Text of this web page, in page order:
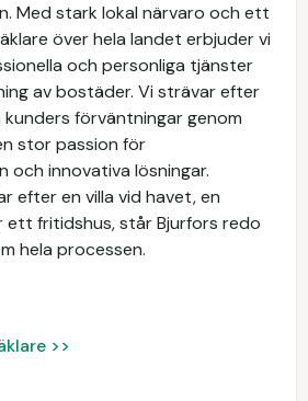
Med stark lokal närvaro och ett
över hela landet erbjuder vi
och personliga tjänster
av bostäder. Vi strävar efter
förväntningar genom
stor passion för
och innovativa lösningar.
efter en villa vid havet, en
ett fritidshus, står Bjurfors redo
hela processen.
>>